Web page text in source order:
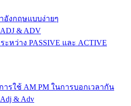
อังกฤษแบบง่ายๆ
& ADV
ะหว่าง PASSIVE และ ACTIVE
ารใช้ AM PM ในการบอกเวลากัน
& Adv